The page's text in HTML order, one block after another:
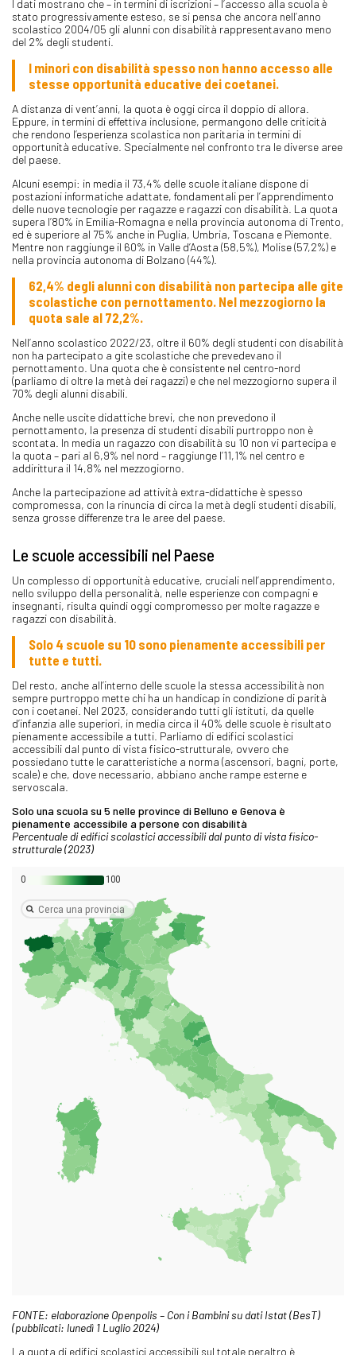
I dati mostrano che – in termini di iscrizioni – l’accesso alla scuola è
stato progressivamente esteso, se si pensa che ancora nell’anno
scolastico 2004/05 gli alunni con disabilità rappresentavano meno
del 2% degli studenti.
I minori con disabilità spesso non hanno accesso alle
stesse opportunità educative dei coetanei.
A distanza di vent’anni, la quota è oggi circa il doppio di allora.
Eppure, in termini di effettiva inclusione, permangono delle criticità
che rendono l’esperienza scolastica non paritaria in termini di
opportunità educative. Specialmente nel confronto tra le diverse aree
del paese.
Alcuni esempi: in media il 73,4% delle scuole italiane dispone di
postazioni informatiche adattate, fondamentali per l’apprendimento
delle nuove tecnologie per ragazze e ragazzi con disabilità. La quota
supera l’80% in Emilia-Romagna e nella provincia autonoma di Trento,
ed è superiore al 75% anche in Puglia, Umbria, Toscana e Piemonte.
Mentre non raggiunge il 60% in Valle d’Aosta (58,5%), Molise (57,2%) e
nella provincia autonoma di Bolzano (44%).
62,4% degli alunni con disabilità non partecipa alle gite
scolastiche con pernottamento. Nel mezzogiorno la
quota sale al 72,2%.
Nell’anno scolastico 2022/23, oltre il 60% degli studenti con disabilità
non ha partecipato a gite scolastiche che prevedevano il
pernottamento. Una quota che è consistente nel centro-nord
(parliamo di oltre la metà dei ragazzi) e che nel mezzogiorno supera il
70% degli alunni disabili.
Anche nelle uscite didattiche brevi, che non prevedono il
pernottamento, la presenza di studenti disabili purtroppo non è
scontata. In media un ragazzo con disabilità su 10 non vi partecipa e
la quota – pari al 6,9% nel nord – raggiunge l’11,1% nel centro e
addirittura il 14,8% nel mezzogiorno.
Anche la partecipazione ad attività extra-didattiche è spesso
compromessa, con la rinuncia di circa la metà degli studenti disabili,
senza grosse differenze tra le aree del paese.
Le scuole accessibili nel Paese
Un complesso di opportunità educative, cruciali nell’apprendimento,
nello sviluppo della personalità, nelle esperienze con compagni e
insegnanti, risulta quindi oggi compromesso per molte ragazze e
ragazzi con disabilità.
Solo 4 scuole su 10 sono pienamente accessibili per
tutte e tutti.
Del resto, anche all’interno delle scuole la stessa accessibilità non
sempre purtroppo mette chi ha un handicap in condizione di parità
con i coetanei. Nel 2023, considerando tutti gli istituti, da quelle
d’infanzia alle superiori, in media circa il 40% delle scuole è risultato
pienamente accessibile a tutti. Parliamo di edifici scolastici
accessibili dal punto di vista fisico-strutturale, ovvero che
possiedano tutte le caratteristiche a norma (ascensori, bagni, porte,
scale) e che, dove necessario, abbiano anche rampe esterne e
servoscala.
Solo una scuola su 5 nelle province di Belluno e Genova è
pienamente accessibile a persone con disabilità
Percentuale di edifici scolastici accessibili dal punto di vista fisico-
strutturale (2023)
FONTE: elaborazione Openpolis – Con i Bambini su dati Istat (BesT)
(pubblicati: lunedì 1 Luglio 2024)
La quota di edifici scolastici accessibili sul totale peraltro è